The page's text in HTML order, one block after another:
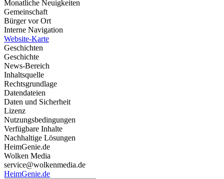
Monatliche Neuigkeiten
Gemeinschaft
Bürger vor Ort
Interne Navigation
Website-Karte
Geschichten
Geschichte
News-Bereich
Inhaltsquelle
Rechtsgrundlage
Datendateien
Daten und Sicherheit
Lizenz
Nutzungsbedingungen
Verfügbare Inhalte
Nachhaltige Lösungen
HeimGenie.de
Wolken Media
service@wolkenmedia.de
HeimGenie.de